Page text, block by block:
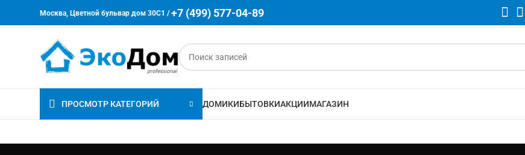
Москва, Цветной бульвар дом 30C1 / +7 (499) 577-04-89
ПРОСМОТР КАТЕГОРИЙ ДОМИКИБЫТОВКИАКЦИИМАГАЗИН